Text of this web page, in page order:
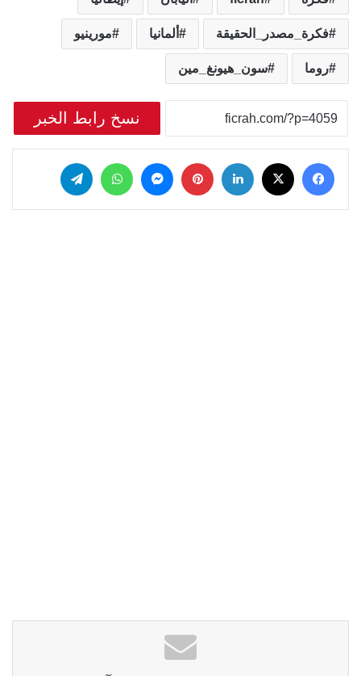
فكرة_مصدر_الحقيقة ألمانيا مورينيو
روما سون_هيونغ_مين
نسخ رابط الخبر
فيسبوك لينكدإن بينتيريست
ماسنجر واتساب